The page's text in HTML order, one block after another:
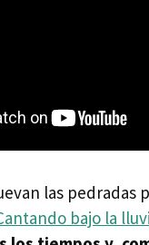
las pedradas
bajo la